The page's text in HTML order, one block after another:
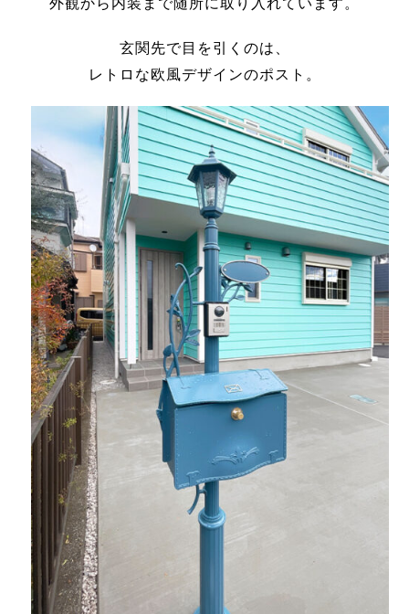
外観から内装まで随所に取り入れています。
玄関先で目を引くのは、
レトロな欧風デザインのポスト。